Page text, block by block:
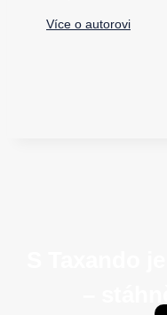
Více o autorovi